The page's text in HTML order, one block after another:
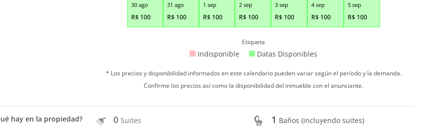
30 ago
R$ 100
31 ago
R$ 100
1 sep
R$ 100
2 sep
R$ 100
3 sep
R$ 100
4 sep
R$ 100
5 sep
R$ 100
Etiqueta
Indisponible Datas Disponibles
* Los precios y disponibilidad informados en este calendario pueden variar según el período y la demanda.
Confirme los precios así como la disponibilidad del inmueble con el anunciante.
hay en la propiedad? 0 Suites 1 Baños (incluyendo suites)